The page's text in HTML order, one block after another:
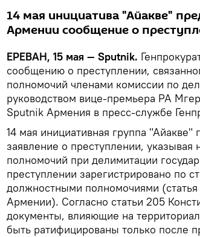
14 мая инициатива "Айакве"
Армении сообщение о
ЕРЕВАН, 15 мая — Sputnik.
сообщению о преступлении,
полномочий членами комиссии по
руководством вице-премьера РА
Sputnik Армения в пресс-службе
14 мая инициативная группа "Айакве"
заявление о преступлении,
полномочий при делимитации
преступлении зарегистрировано по
должностными полномочиями (статья
Армении). Согласно статьи 205
документы, влияющие на
быть ратифицированы только после